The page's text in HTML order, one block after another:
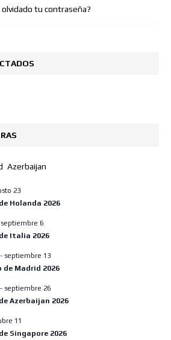
olvidado tu contraseña?
Azerbaijan
23
Holanda 2026
septiembre 6
Italia 2026
- septiembre 13
de Madrid 2026
- septiembre 26
Azerbaijan 2026
11
Singapore 2026